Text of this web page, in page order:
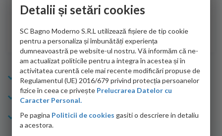
adus coletul in siguranta.Numai bine, va doresc!
Sofrone Viviana -28.07.2026
Info Bagno
Cumparaturi
Suport clienti
Detalii și setări cookies
SC Bagno Moderno S.R.L utilizează fișiere de tip cookie
pentru a personaliza și îmbunătăți experiența
dumneavoastră pe website-ul nostru. Vă informăm că ne-
am actualizat politicile pentru a integra în acestea și în
activitatea curentă cele mai recente modificări propuse de
Regulamentul (UE) 2016/679 privind protecția persoanelor
fizice în ceea ce privește Prelucrarea Datelor cu
Caracter Personal.
Pe pagina Politicii de cookies gasiti o descriere in detaliu
a acestora.